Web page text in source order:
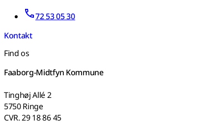
72 53 05 30
Kontakt
Find os
Faaborg-Midtfyn Kommune
Tinghøj Allé 2
5750 Ringe
CVR. 29 18 86 45